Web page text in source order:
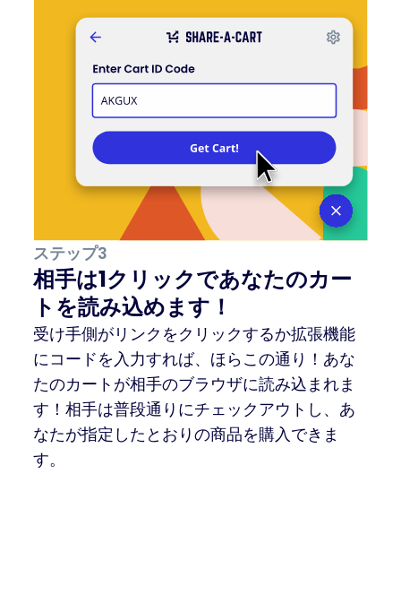
ステップ3
相手は1クリックであなたのカー
トを読み込めます！
受け手側がリンクをクリックするか拡張機能
にコードを入力すれば、ほらこの通り！あな
たのカートが相手のブラウザに読み込まれま
す！相手は普段通りにチェックアウトし、あ
なたが指定したとおりの商品を購入できま
す。